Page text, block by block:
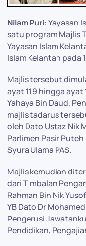
Nilam Puri: Yayasan
satu program Majlis
Yayasan Islam
Islam Kelantan pada
Majlis tersebut
ayat 119 hingga ayat
Yahaya Bin Daud,
majlis tadarus
oleh Dato Ustaz Nik
Parlimen Pasir
Syura Ulama PAS.
Majlis kemudian
dari Timbalan
Rahman Bin Nik
YB Dato Dr
Pengerusi
Pendidikan,